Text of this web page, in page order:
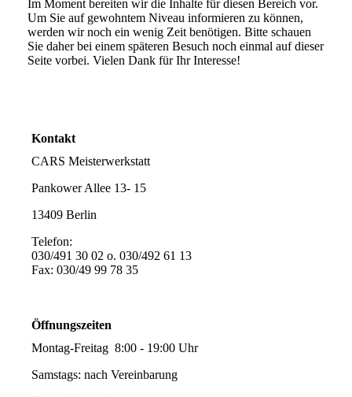
Im Moment bereiten wir die Inhalte für diesen Bereich vor.
Um Sie auf gewohntem Niveau informieren zu können,
werden wir noch ein wenig Zeit benötigen. Bitte schauen
Sie daher bei einem späteren Besuch noch einmal auf dieser
Seite vorbei. Vielen Dank für Ihr Interesse!
Kontakt
CARS Meisterwerkstatt
Pankower Allee 13- 15
13409 Berlin
Telefon:
030/491 30 02 o. 030/492 61 13
Fax: 030/49 99 78 35
Öffnungszeiten
Montag-Freitag 8:00 - 19:00 Uhr
Samstags: nach Vereinbarung